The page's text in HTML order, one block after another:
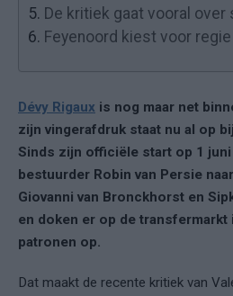
5. De kritiek gaat vooral over
6. Feyenoord kiest voor
Dévy Rigaux is nog maar net
zijn vingerafdruk staat nu al op
Sinds zijn officiële start op 1
bestuurder Robin van Persie
Giovanni van Bronckhorst en
en doken er op de
patronen op.
Dat maakt de recente kritiek van